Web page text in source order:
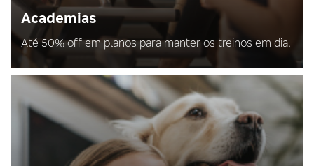
Academias
Até 50% off em planos para manter os treinos em dia.